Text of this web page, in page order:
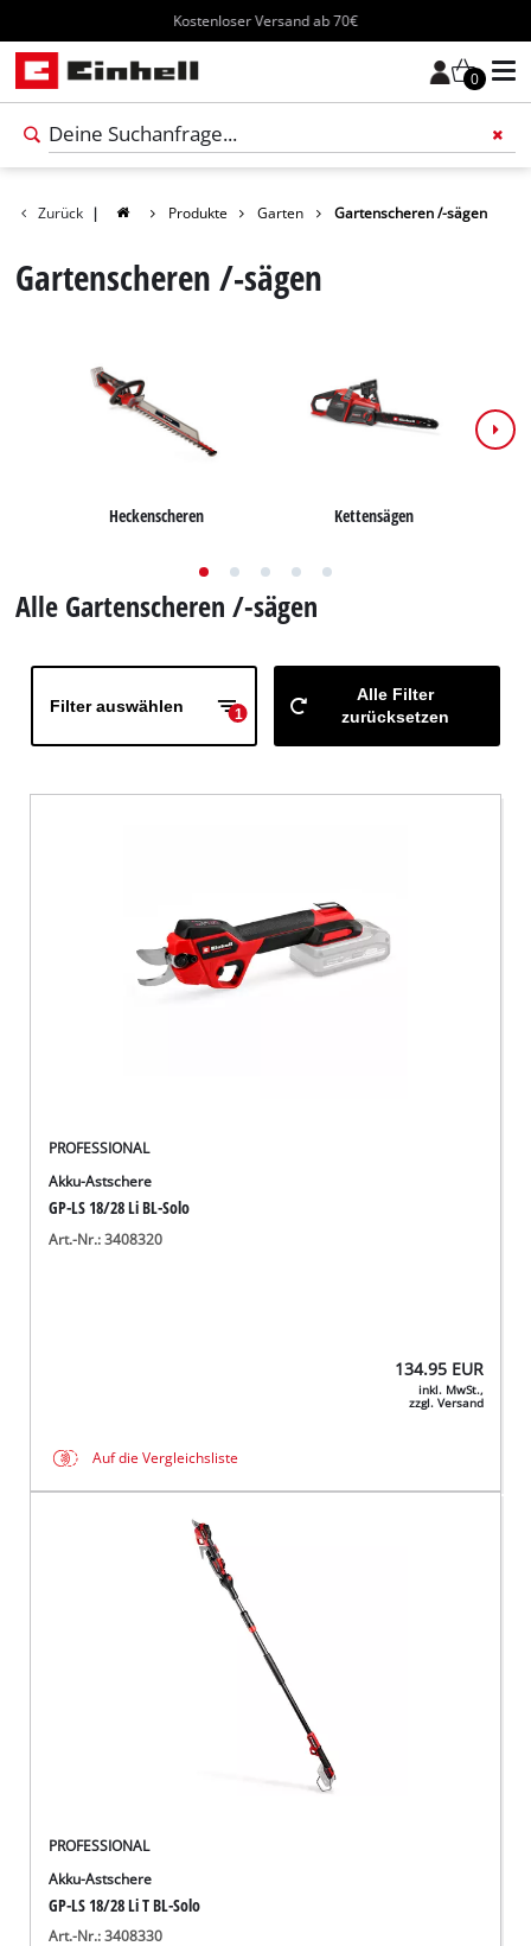
Kostenloser Versand ab 70€
0
Zurück | Produkte Garten Gartenscheren /-sägen
Gartenscheren /-sägen
Heckenscheren Kettensägen
Alle Gartenscheren /-sägen
Filter auswählen 1
Alle Filter
zurücksetzen
PROFESSIONAL
Akku-Astschere
GP-LS 18/28 Li BL-Solo
Art.-Nr.: 3408320
134.95 EUR
inkl. MwSt.,
zzgl. Versand
Auf die Vergleichsliste
PROFESSIONAL
Akku-Astschere
GP-LS 18/28 Li T BL-Solo
Art.-Nr.: 3408330